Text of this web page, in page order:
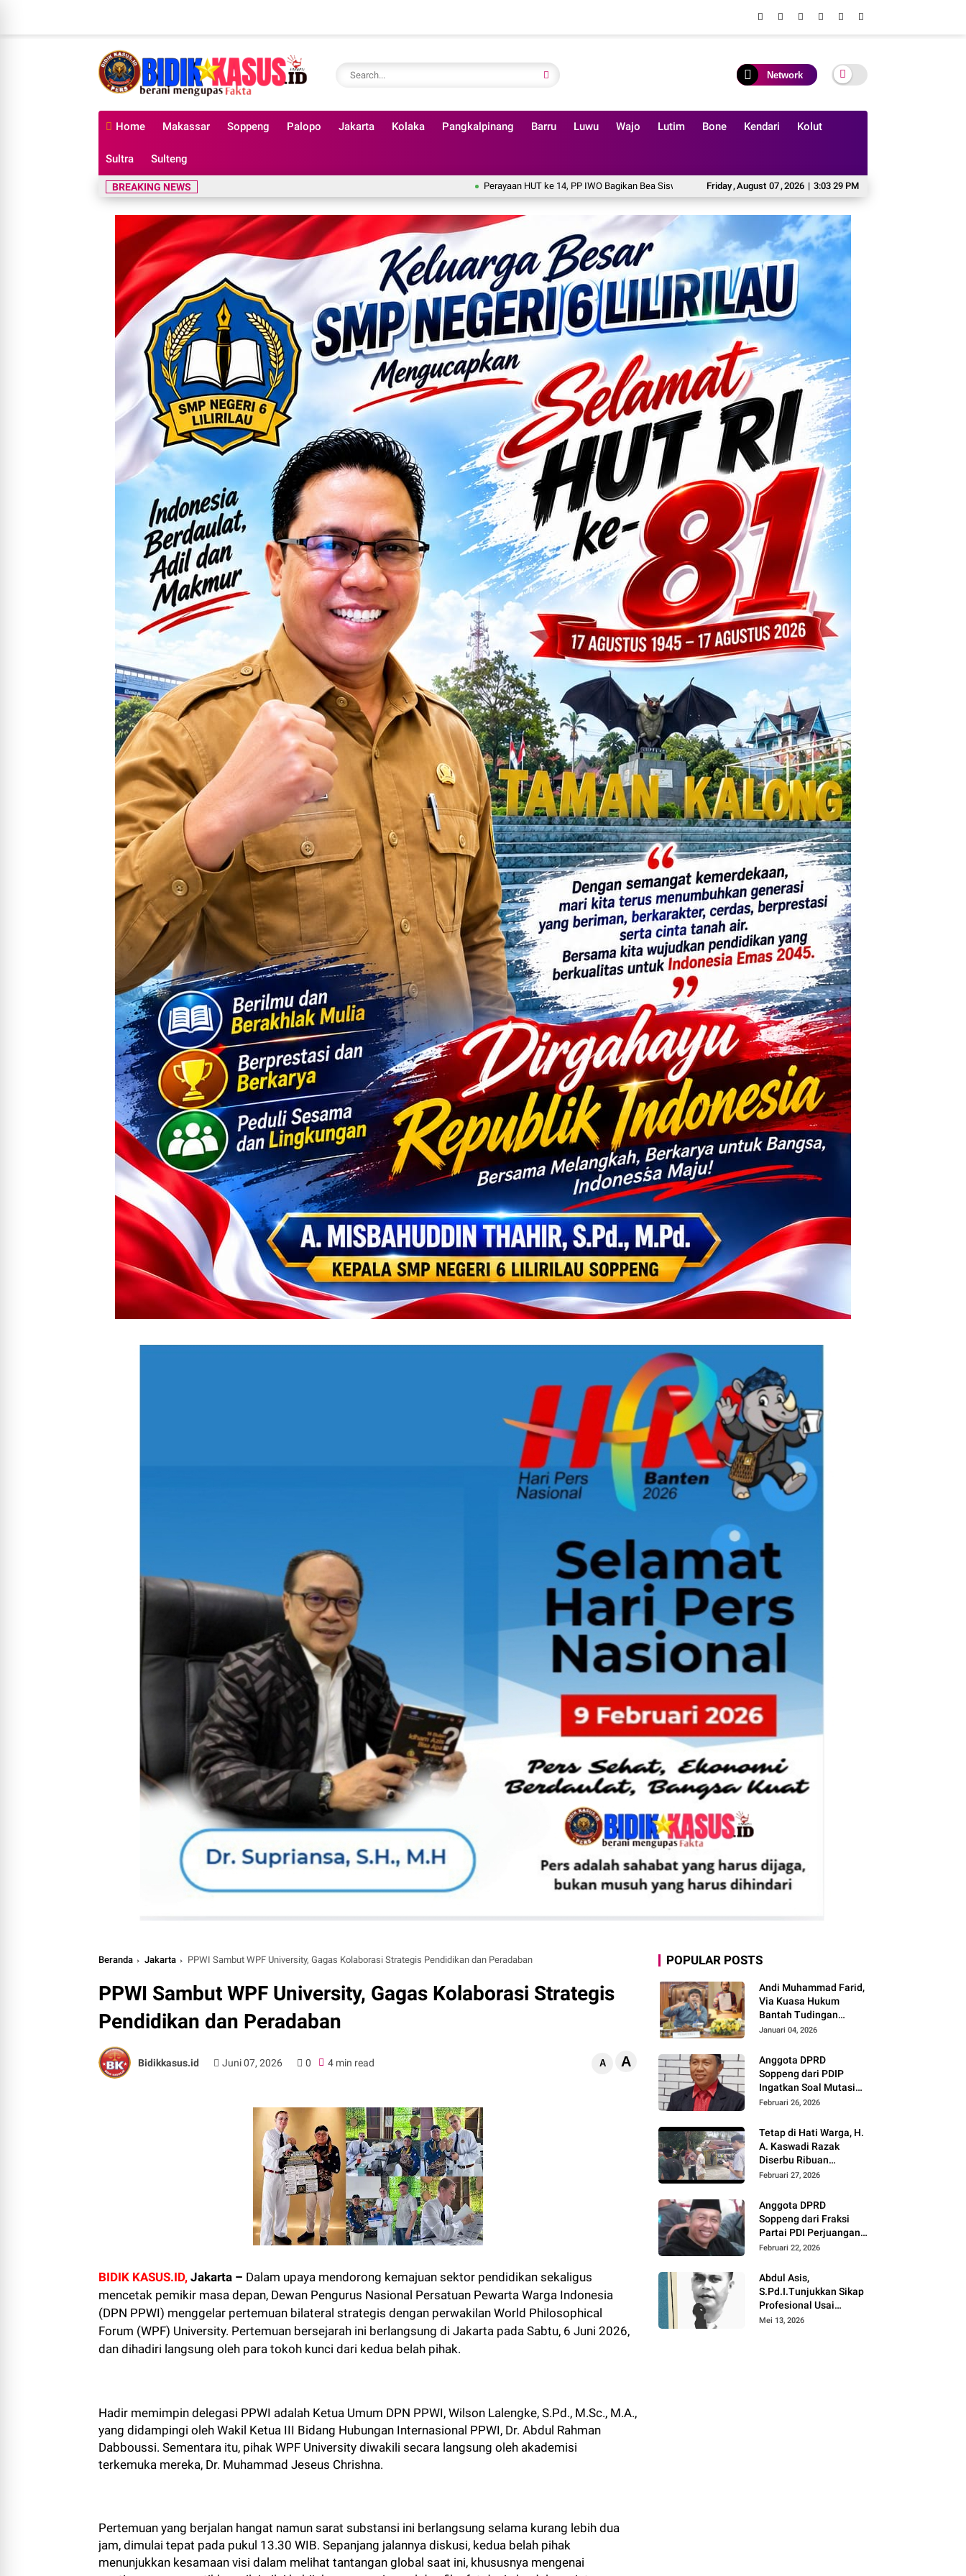
Network
Home Makassar Soppeng Palopo Jakarta Kolaka Pangkalpinang Barru Luwu Wajo Lutim Bone Kendari Kolut
Sultra Sulteng
Friday,August 07,2026 | 3:03 32 PM
BREAKING NEWS Perayaan HUT ke 14, PP IWO Bagikan Bea Siswa Untuk 8 Siswa SD Muhammadiyah 16 Jaksel Nayla SMP Negeri 6 Lilirilau Raih Juara
Beranda Jakarta PPWI Sambut WPF University, Gagas Kolaborasi Strategis Pendidikan dan Peradaban
PPWI Sambut WPF University, Gagas Kolaborasi Strategis
Pendidikan dan Peradaban
Bidikkasus.id Juni 07, 2026 0 4 min read A A
BIDIK KASUS.ID, Jakarta – Dalam upaya mendorong kemajuan sektor pendidikan sekaligus
mencetak pemikir masa depan, Dewan Pengurus Nasional Persatuan Pewarta Warga Indonesia
(DPN PPWI) menggelar pertemuan bilateral strategis dengan perwakilan World Philosophical
Forum (WPF) University. Pertemuan bersejarah ini berlangsung di Jakarta pada Sabtu, 6 Juni 2026,
dan dihadiri langsung oleh para tokoh kunci dari kedua belah pihak.
Hadir memimpin delegasi PPWI adalah Ketua Umum DPN PPWI, Wilson Lalengke, S.Pd., M.Sc., M.A.,
yang didampingi oleh Wakil Ketua III Bidang Hubungan Internasional PPWI, Dr. Abdul Rahman
Dabboussi. Sementara itu, pihak WPF University diwakili secara langsung oleh akademisi
terkemuka mereka, Dr. Muhammad Jeseus Chrishna.
Pertemuan yang berjalan hangat namun sarat substansi ini berlangsung selama kurang lebih dua
jam, dimulai tepat pada pukul 13.30 WIB. Sepanjang jalannya diskusi, kedua belah pihak
menunjukkan kesamaan visi dalam melihat tantangan global saat ini, khususnya mengenai
POPULAR POSTS
Andi Muhammad Farid,
Via Kuasa Hukum
Bantah Tudingan
Tendang ASN
Januari 04, 2026
Anggota DPRD
Soppeng dari PDIP
Ingatkan Soal Mutasi
ASN: Harus
Bukan Politik
Februari 26, 2026
Tetap di Hati Warga, H.
A. Kaswadi Razak
Diserbu Ribuan
Masyarakat Saat
Februari 27, 2026
Anggota DPRD
Soppeng dari Fraksi
Partai PDI Perjuangan
Angkat Bicara Terkait
Pemerintahan Suwardi
Haseng – Selle KS
Dalle
Februari 22, 2026
Abdul Asis,
S.Pd.I.Tunjukkan Sikap
Profesional Usai
Mutasi di Lingkup
Mei 13, 2026